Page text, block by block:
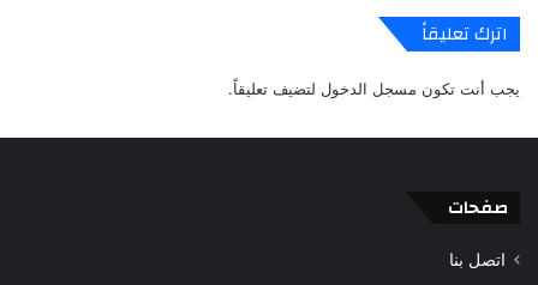
اترك تعليقاً
يجب أنت تكون مسجل الدخول لتضيف تعليقاً.
صفحات
اتصل بنا